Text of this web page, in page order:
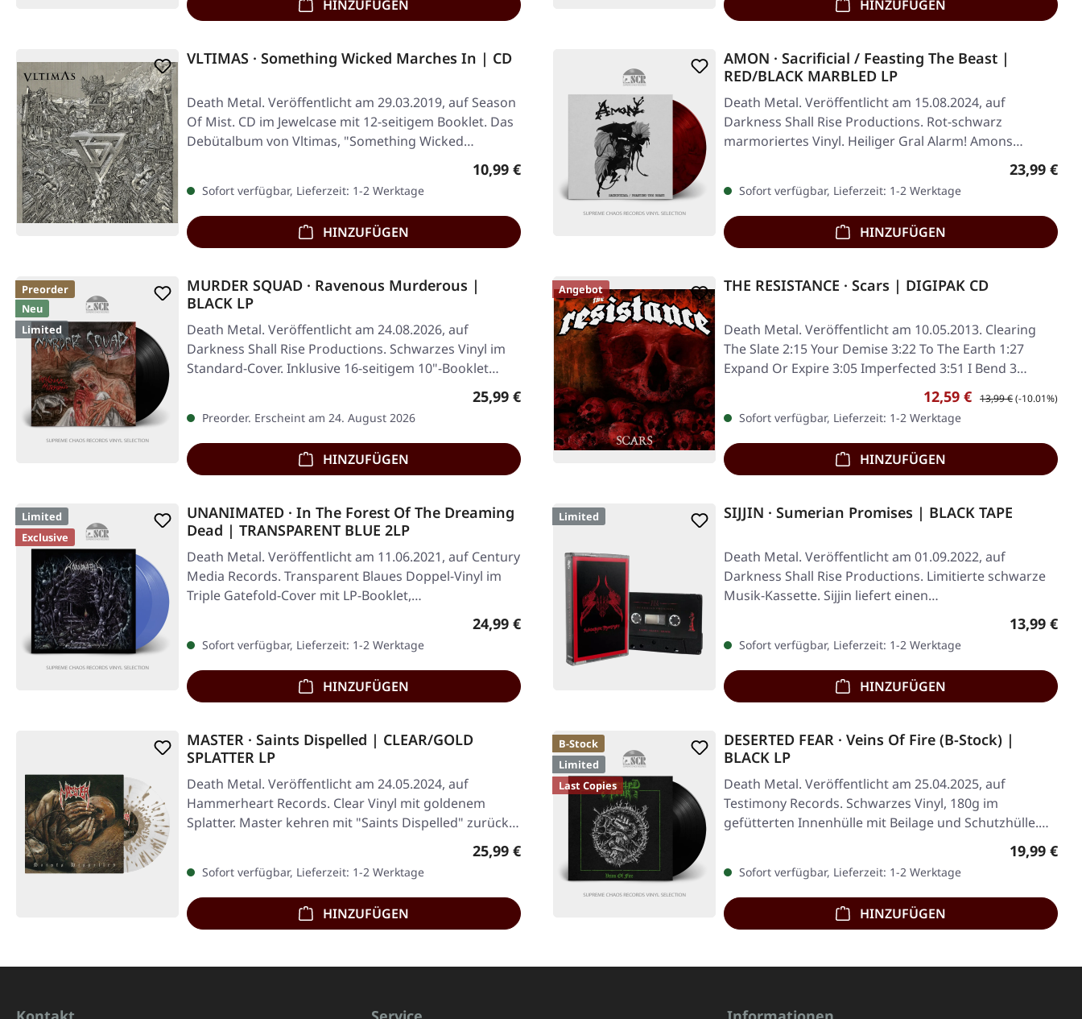
HINZUFÜGEN HINZUFÜGEN
VLTIMAS · Something Wicked Marches In | CD
Death Metal. Veröffentlicht am 29.03.2019, auf Season
Of Mist. CD im Jewelcase mit 12-seitigem Booklet. Das
Debütalbum von Vltimas, "Something Wicked…
Regulärer Preis:
10,99 €
Sofort verfügbar, Lieferzeit: 1-2 Werktage
HINZUFÜGEN
AMON · Sacrificial / Feasting The Beast |
RED/BLACK MARBLED LP
Death Metal. Veröffentlicht am 15.08.2024, auf
Darkness Shall Rise Productions. Rot-schwarz
marmoriertes Vinyl. Heiliger Gral Alarm! Amons
Regulärer
23,99 €
Sofort verfügbar, Lieferzeit: 1-2 Werktage
HINZUFÜGEN
Preorder
Neu
Limited
MURDER SQUAD · Ravenous Murderous |
BLACK LP
Death Metal. Veröffentlicht am 24.08.2026, auf
Darkness Shall Rise Productions. Schwarzes Vinyl im
Standard-Cover. Inklusive 16-seitigem 10"-Booklet…
Regulärer Preis:
25,99 €
Preorder. Erscheint am 24. August 2026
HINZUFÜGEN
Angebot THE RESISTANCE · Scars | DIGIPAK CD
Death Metal. Veröffentlicht am 10.05.2013. Clearing
The Slate 2:15 Your Demise 3:22 To The Earth 1:27
Expand Or Expire 3:05 Imperfected 3:51 I Bend 3…
Verkaufspreis:
12,59 € Regulärer Preis:
13,99 €(-10.01%)
Sofort verfügbar, Lieferzeit: 1-2 Werktage
HINZUFÜGEN
Limited
Exclusive
UNANIMATED · In The Forest Of The Dreaming
Dead | TRANSPARENT BLUE 2LP
Death Metal. Veröffentlicht am 11.06.2021, auf Century
Media Records. Transparent Blaues Doppel-Vinyl im
Triple Gatefold-Cover mit LP-Booklet,…
Regulärer Preis:
24,99 €
Sofort verfügbar, Lieferzeit: 1-2 Werktage
HINZUFÜGEN
Limited SIJJIN · Sumerian Promises | BLACK TAPE
Death Metal. Veröffentlicht am 01.09.2022, auf
Darkness Shall Rise Productions. Limitierte schwarze
Musik-Kassette. Sijjin liefert einen…
Regulärer
13,99 €
Sofort verfügbar, Lieferzeit: 1-2 Werktage
HINZUFÜGEN
MASTER · Saints Dispelled | CLEAR/GOLD
SPLATTER LP
Death Metal. Veröffentlicht am 24.05.2024, auf
Hammerheart Records. Clear Vinyl mit goldenem
Splatter. Master kehren mit "Saints Dispelled" zurück,
Regulärer Preis:
25,99 €
Sofort verfügbar, Lieferzeit: 1-2 Werktage
HINZUFÜGEN
B-Stock
Limited
Last Copies
DESERTED FEAR · Veins Of Fire (B-Stock) |
BLACK LP
Death Metal. Veröffentlicht am 25.04.2025, auf
Testimony Records. Schwarzes Vinyl, 180g im
gefütterten Innenhülle mit Beilage und Schutzhülle.…
Regulärer
19,99 €
Sofort verfügbar, Lieferzeit: 1-2 Werktage
HINZUFÜGEN